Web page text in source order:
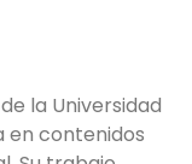
digitales y
preparatoria
la Universidad
en contenidos